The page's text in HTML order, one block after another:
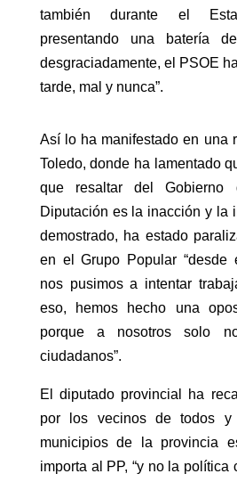
también durante el
presentando una batería
desgraciadamente, el PSOE
tarde, mal y nunca”.
Así lo ha manifestado en una
Toledo, donde ha lamentado
que resaltar del
Diputación es la inacción y la
demostrado, ha estado
en el Grupo Popular “desde
nos pusimos a intentar
eso, hemos hecho una
porque a nosotros solo
ciudadanos”.
El diputado provincial ha
por los vecinos de todos
municipios de la provincia
importa al PP, “y no la política